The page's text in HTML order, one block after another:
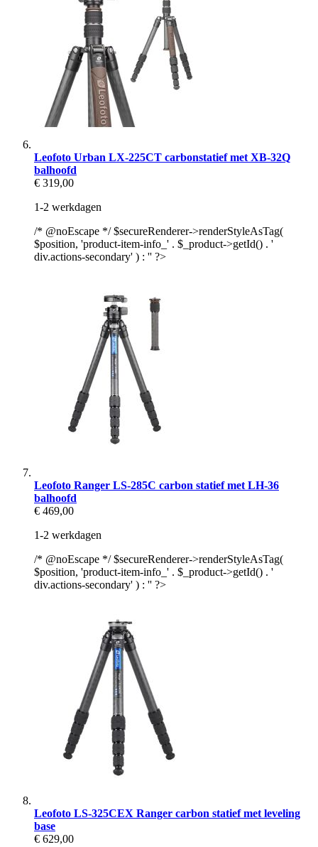
Leofoto Urban LX-225CT carbonstatief met XB-32Q
balhoofd
€ 319,00
1-2 werkdagen
/* @noEscape */ $secureRenderer->renderStyleAsTag(
$position, 'product-item-info_' . $_product->getId() . '
div.actions-secondary' ) : '' ?>
Leofoto Ranger LS-285C carbon statief met LH-36
balhoofd
€ 469,00
1-2 werkdagen
/* @noEscape */ $secureRenderer->renderStyleAsTag(
$position, 'product-item-info_' . $_product->getId() . '
div.actions-secondary' ) : '' ?>
Leofoto LS-325CEX Ranger carbon statief met leveling
base
€ 629,00